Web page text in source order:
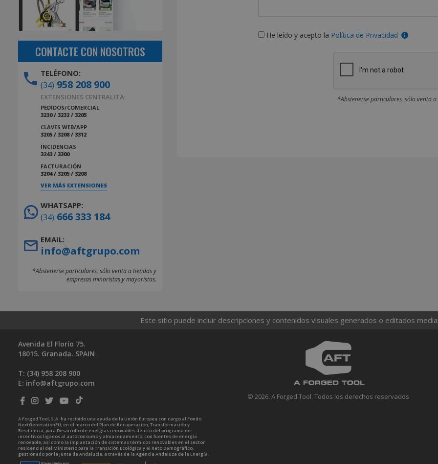
He leído y acepto la Política de Privacidad
*Abstenerse particulares, sólo venta
CONTACTE CON NOSOTROS
TELÉFONO:
(34) 958 208 900
EXTENSIONES CENTRALITA:
PEDIDOS/COMERCIAL
3230 / 3232 / 3205
CLAVES WEB/APP
3205 / 3208 / 3312
INCIDENCIAS
3243 / 3300
FACTURACIÓN
3204 / 3205 / 3208
VER MÁS EXTENSIONES
WHATSAPP:
(34) 666 333 184
EMAIL:
info@aftgrupo.com
*Abstenerse particulares, sólo venta a tiendas y
empresas minoristas y mayoristas.
Este sitio puede incluir descripciones y contenidos visuales generados o editados
© 2026. A Forged Tool. Todos los derechos reservados
Avenida El Florío 75.
18015. Granada. SPAIN
T: (34) 958 208 900
E: info@aftgrupo.com
A Forged Tool, S.A. ha recibido una ayuda de la Unión Europea con cargo al Fondo
NextGenerationEU, en el marco del Plan de Recuperación, Transformación y
Resiliencia, para Desarrollo de energías renovables dentro del programa de
incentivos ligados al autoconsumo y almacenamiento, con fuentes de energía
renovable, así como la implantación de sistemas térmicos renovables en el sector
residencial del Ministerio para la Transición Ecológica y el Reto Demográfico,
gestionado por la Junta de Andalucía, a través de la Agencia Andaluza de la Energía.